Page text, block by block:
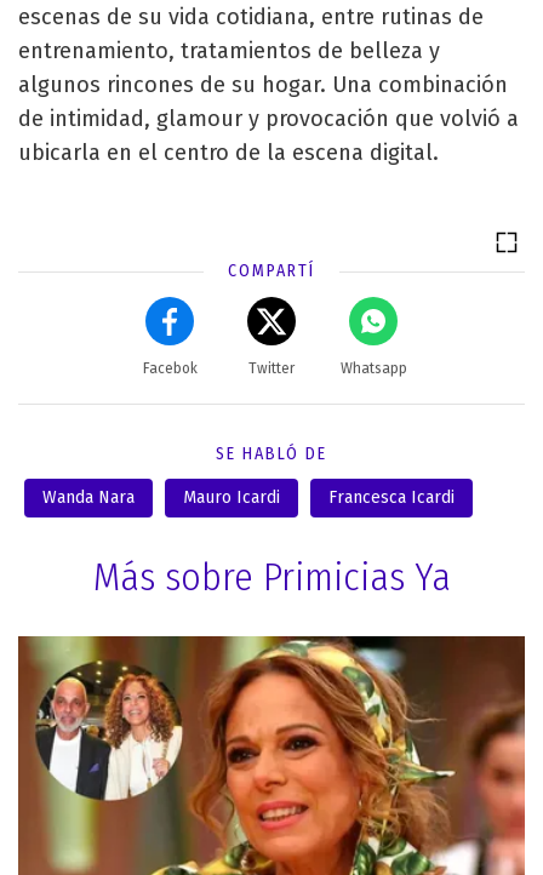
escenas de su vida cotidiana, entre rutinas de
entrenamiento, tratamientos de belleza y
algunos rincones de su hogar. Una combinación
de intimidad, glamour y provocación que volvió a
ubicarla en el centro de la escena digital.
COMPARTÍ
Facebok Twitter Whatsapp
SE HABLÓ DE
Wanda Nara Mauro Icardi Francesca Icardi
Más sobre Primicias Ya